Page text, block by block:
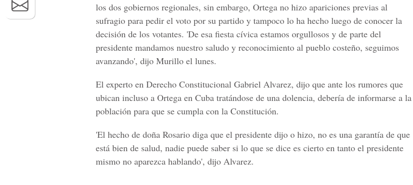
los dos gobiernos regionales, sin embargo, Ortega no hizo apariciones previas al
sufragio para pedir el voto por su partido y tampoco lo ha hecho luego de conocer la
decisión de los votantes. 'De esa fiesta cívica estamos orgullosos y de parte del
presidente mandamos nuestro saludo y reconocimiento al pueblo costeño, seguimos
avanzando', dijo Murillo el lunes.
El experto en Derecho Constitucional Gabriel Alvarez, dijo que ante los rumores que
ubican incluso a Ortega en Cuba tratándose de una dolencia, debería de informarse a la
población para que se cumpla con la Constitución.
'El hecho de doña Rosario diga que el presidente dijo o hizo, no es una garantía de que
está bien de salud, nadie puede saber si lo que se dice es cierto en tanto el presidente
mismo no aparezca hablando', dijo Alvarez.